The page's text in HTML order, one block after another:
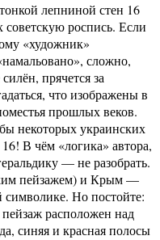
лепниной стен 16
роспись. Если
«художник»
сложно,
прячется за
что изображены в
прошлых веков.
некоторых украинских
В чём «логика» автора,
— не разобрать.
пейзажем) и Крым —
символике. Но постойте:
расположен над
синяя и красная полосы